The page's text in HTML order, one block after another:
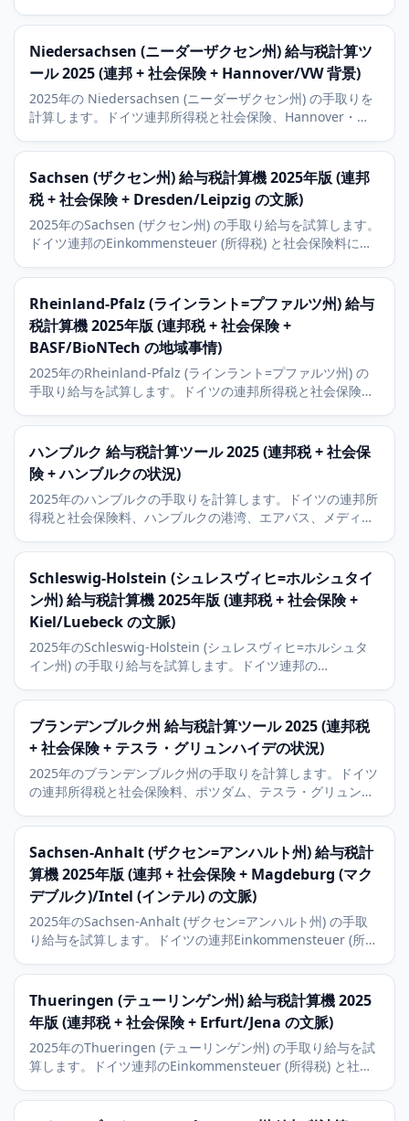
Niedersachsen (ニーダーザクセン州) 給与税計算ツ
ール 2025 (連邦 + 社会保険 + Hannover/VW 背景)
2025年の Niedersachsen (ニーダーザクセン州) の手取りを
計算します。ドイツ連邦所得税と社会保険、Hannover・
の Kirchensteuer (教会税) を含みます。
Sachsen (ザクセン州) 給与税計算機 2025年版 (連邦
税 + 社会保険 + Dresden/Leipzig の文脈)
2025年のSachsen (ザクセン州) の手取り給与を試算します。
ドイツ連邦のEinkommensteuer (所得税) と社会保険料に対
プツィヒ) の自動車産業、9パーセントの教会税を含みます。
Rheinland-Pfalz (ラインラント=プファルツ州) 給与
税計算機 2025年版 (連邦税 + 社会保険 +
BASF/BioNTech の地域事情)
2025年のRheinland-Pfalz (ラインラント=プファルツ州) の
手取り給与を試算します。ドイツの連邦所得税と社会保険、
ヒスハーフェン) のBASFの地域事情に加え、9パーセントの
教会税も解説します。
ハンブルク 給与税計算ツール 2025 (連邦税 + 社会保
険 + ハンブルクの状況)
2025年のハンブルクの手取りを計算します。ドイツの連邦所
得税と社会保険料、ハンブルクの港湾、エアバス、メディア
Schleswig-Holstein (シュレスヴィヒ=ホルシュタイ
ン州) 給与税計算機 2025年版 (連邦税 + 社会保険 +
Kiel/Luebeck の文脈)
2025年のSchleswig-Holstein (シュレスヴィヒ=ホルシュタ
イン州) の手取り給与を試算します。ドイツ連邦の
ル) とLuebeck (リューベック) の経済的文脈と9パーセントの
教会税を含みます。
ブランデンブルク州 給与税計算ツール 2025 (連邦税
+ 社会保険 + テスラ・グリュンハイデの状況)
2025年のブランデンブルク州の手取りを計算します。ドイツ
の連邦所得税と社会保険料、ポツダム、テスラ・グリュンハ
ます。
Sachsen-Anhalt (ザクセン=アンハルト州) 給与税計
算機 2025年版 (連邦 + 社会保険 + Magdeburg (マク
デブルク)/Intel (インテル) の文脈)
2025年のSachsen-Anhalt (ザクセン=アンハルト州) の手取
り給与を試算します。ドイツの連邦Einkommensteuer (所得
ル) 大規模工場の文脈、9パーセントのKirchensteuer (教会
税) を含みます。
Thueringen (テューリンゲン州) 給与税計算機 2025
年版 (連邦税 + 社会保険 + Erfurt/Jena の文脈)
2025年のThueringen (テューリンゲン州) の手取り給与を試
算します。ドイツ連邦のEinkommensteuer (所得税) と社会
Zeiss の光学産業の文脈と9パーセントの教会税を含みます。